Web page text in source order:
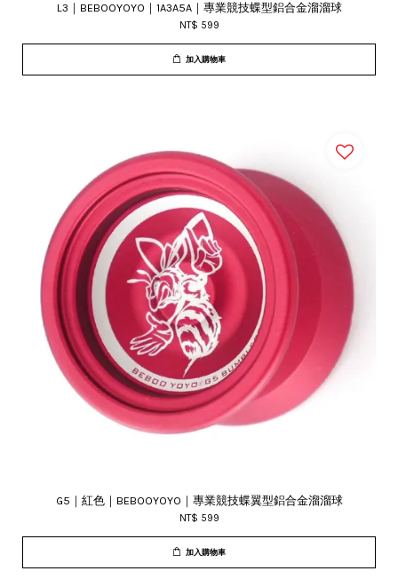
L3｜BEBOOYOYO｜1A3A5A｜專業競技蝶型鋁合金溜溜球
NT$ 599
加入購物車
G5｜紅色｜BEBOOYOYO｜專業競技蝶翼型鋁合金溜溜球
NT$ 599
加入購物車